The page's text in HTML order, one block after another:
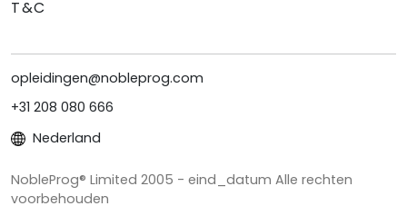
T&C
opleidingen@nobleprog.com
+31 208 080 666
Nederland
NobleProg® Limited 2005 - eind_datum Alle rechten
voorbehouden